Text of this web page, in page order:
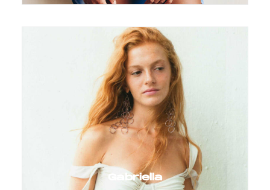
Gabriella